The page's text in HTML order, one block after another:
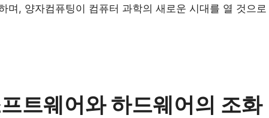
며, 양자컴퓨팅이 컴퓨터 과학의 새로운 시대를 열 것으
트웨어와 하드웨어의 조화